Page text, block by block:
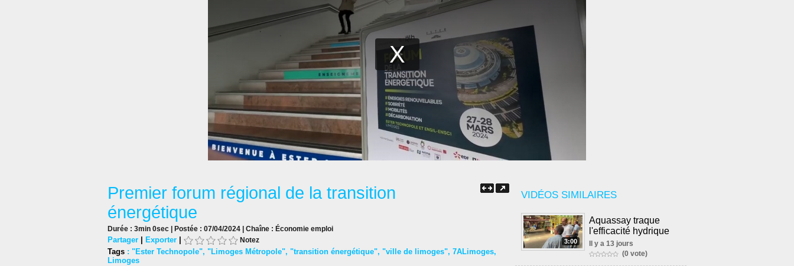
VIDÉOS SIMILAIRES
3:00
Aquassay traque
l'efficacité hydrique
Il y a 13 jours
(0 vote)
Premier forum régional de la transition
énergétique
Durée : 3min 0sec | Postée : 07/04/2024 | Chaîne : Économie emploi
Partager | Exporter | Notez
Tags : "Ester Technopole", "Limoges Métropole", "transition énergétique", "ville de limoges", 7ALimoges,
Limoges